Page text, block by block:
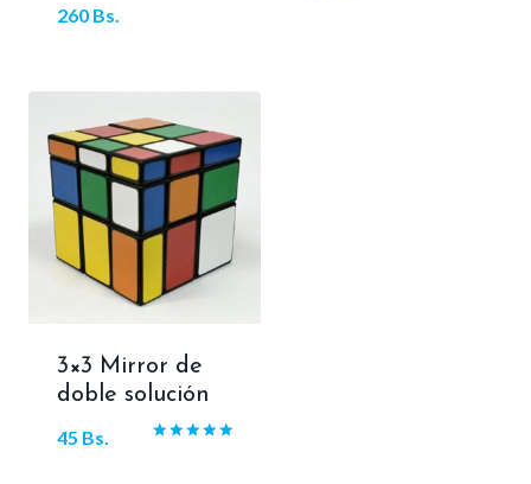
260 Bs.
3×3 Mirror de
doble solución
45 Bs.